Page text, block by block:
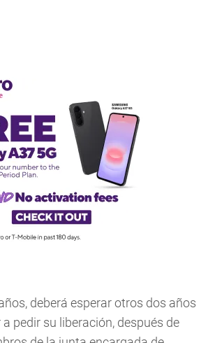
deberá esperar otros dos años
pedir su liberación, después de